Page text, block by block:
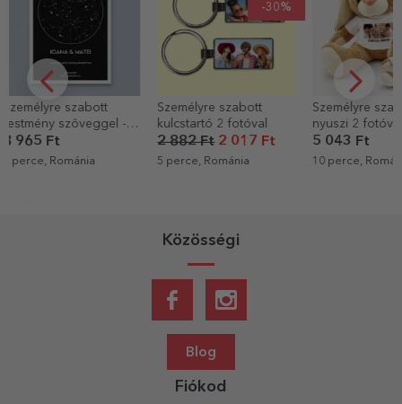
Személyre szabott
kulcstartó 2 fotóval
2 882 Ft
5 perce, Románia
Személyre szabott
nyuszi 2 fotóval és
szöveggel
5 043 Ft
10 perce, Románia
Személyre
vászon 26
szöveggel
A mi
8 965 Ft
11 perce,
Közösségi
Blog
Fiókod